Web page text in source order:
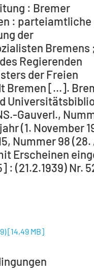
: Bremer
: parteiamtliche
der
Bremens
Regierenden
der Freien
Bremen [...].
Gauverl.,
(1. November
Nummer 98
Erscheinen
: (21.2.1939) Nr.
[14,49 MB]